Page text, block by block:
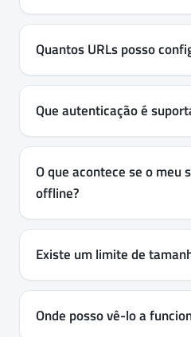
Quantos URLs posso
Que autenticação é
O que acontece se o meu
offline?
Existe um limite de
Onde posso vê-lo a